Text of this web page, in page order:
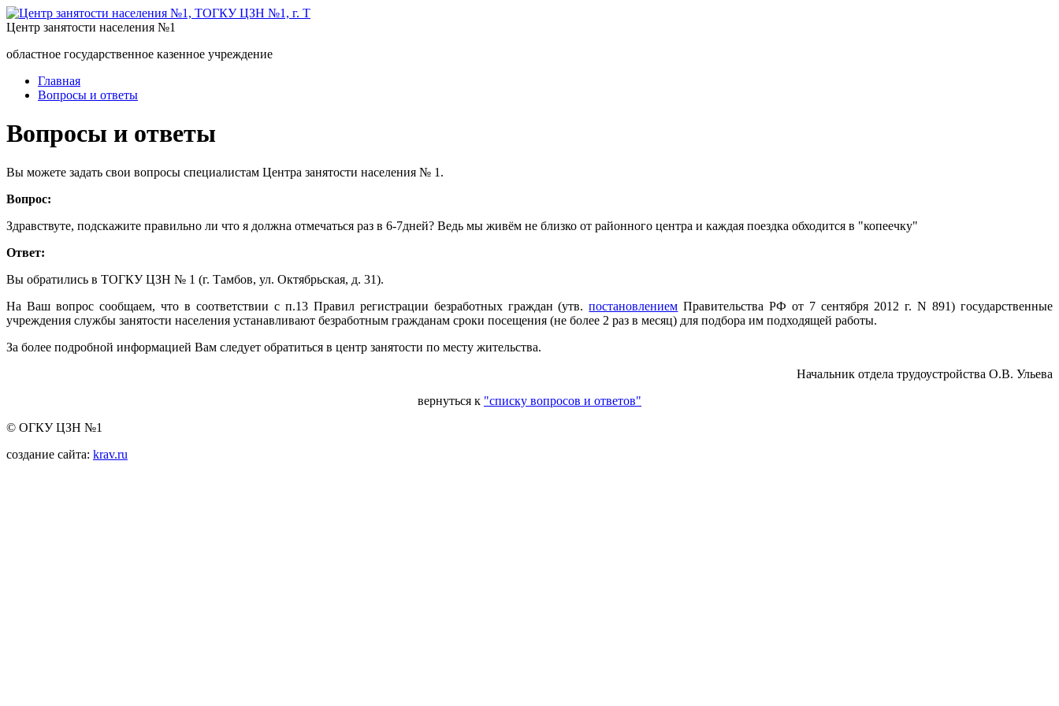
Центр занятости населения №1
областное государственное казенное учреждение
Главная
Вопросы и ответы
Вопросы и ответы
Вы можете задать свои вопросы специалистам Центра занятости населения № 1.
Вопрос:
Здравствуте, подскажите правильно ли что я должна отмечаться раз в 6-7дней? Ведь мы живём не близко от районного центра и каждая поездка обходится в "копеечку"
Ответ:
Вы обратились в ТОГКУ ЦЗН № 1 (г. Тамбов, ул. Октябрьская, д. 31).
На Ваш вопрос сообщаем, что в соответствии с п.13 Правил регистрации безработных граждан (утв.постановлением Правительства РФ от 7 сентября 2012 г. N 891) государственные
учреждения службы занятости населения устанавливают безработным гражданам сроки посещения (не более 2 раз в месяц) для подбора им подходящей работы.
За более подробной информацией Вам следует обратиться в центр занятости по месту жительства.
Начальник отдела трудоустройства О.В. Ульева
вернуться к "списку вопросов и ответов"
© ОГКУ ЦЗН №1
создание сайта: krav.ru